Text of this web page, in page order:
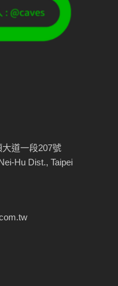
道一段207號
Hu Dist., Taipei